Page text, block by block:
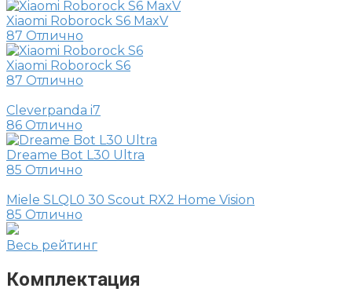
Xiaomi Roborock S6 MaxV
87 Отлично
Xiaomi Roborock S6
87 Отлично
Cleverpanda i7
86 Отлично
Dreame Bot L30 Ultra
85 Отлично
Miele SLQL0 30 Scout RX2 Home Vision
85 Отлично
Весь рейтинг
Комплектация